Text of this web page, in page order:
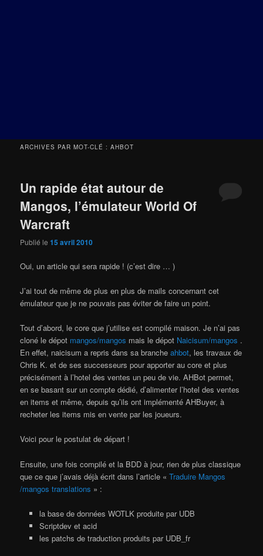
ARCHIVES PAR MOT-CLÉ :AHBOT
Un rapide état autour de
Mangos, l’émulateur World Of
Warcraft
Publié le15 avril 2010
Oui, un article qui sera rapide ! (c’est dire … )
J’ai tout de même de plus en plus de mails concernant cet
émulateur que je ne pouvais pas éviter de faire un point.
Tout d’abord, le core que j’utilise est compilé maison. Je n’ai pas
cloné le dépot mangos/mangos mais le dépot Naicisum/mangos .
En effet, naicisum a repris dans sa brancheahbot, les travaux de
Chris K. et de ses successeurs pour apporter au core et plus
précisément à l’hotel des ventes un peu de vie. AHBot permet,
en se basant sur un compte dédié, d’alimenter l’hotel des ventes
en items et même, depuis qu’ils ont implémenté AHBuyer, à
recheter les items mis en vente par les joueurs.
Voici pour le postulat de départ !
Ensuite, une fois compilé et la BDD à jour, rien de plus classique
que ce que j’avais déjà écrit dans l’article «Traduire Mangos
/mangos translations » :
la base de données WOTLK produite par UDB
Scriptdev et acid
les patchs de traduction produits par UDB_fr